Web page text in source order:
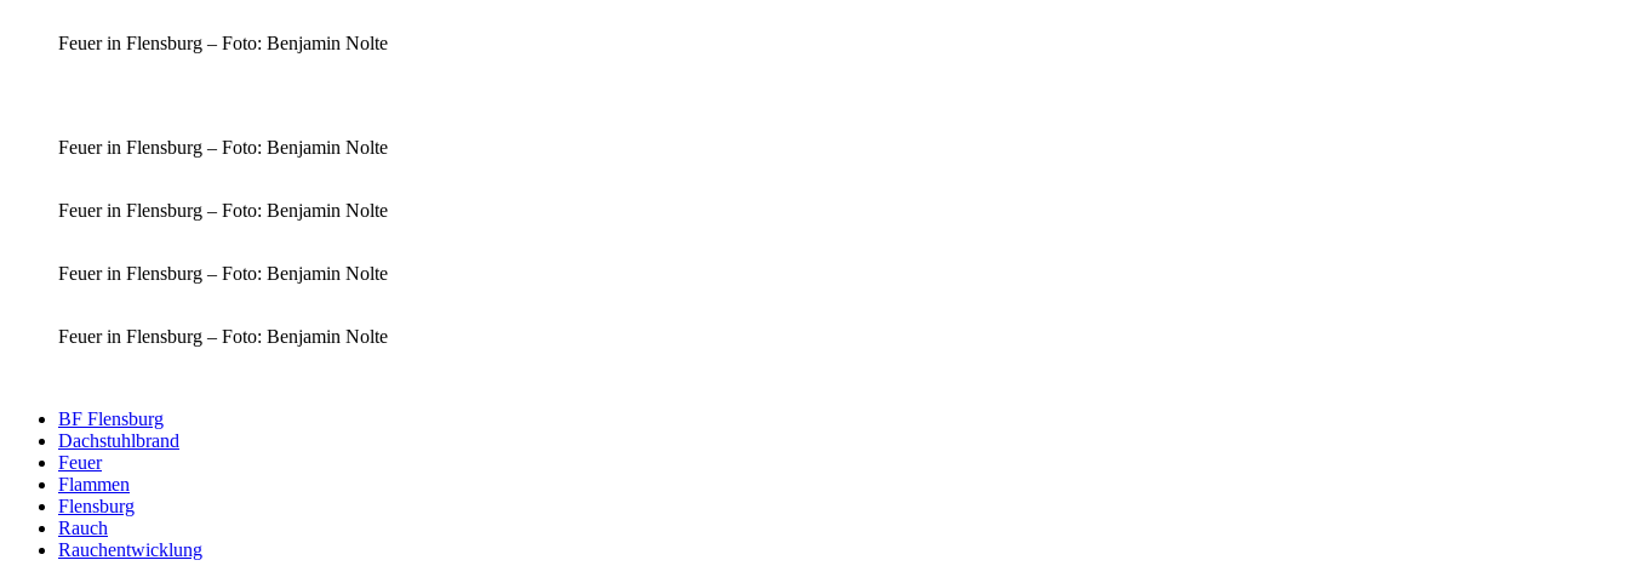
Feuer in Flensburg – Foto: Benjamin Nolte
Feuer in Flensburg – Foto: Benjamin Nolte
Feuer in Flensburg – Foto: Benjamin Nolte
Feuer in Flensburg – Foto: Benjamin Nolte
Feuer in Flensburg – Foto: Benjamin Nolte
BF Flensburg
Dachstuhlbrand
Feuer
Flammen
Flensburg
Rauch
Rauchentwicklung